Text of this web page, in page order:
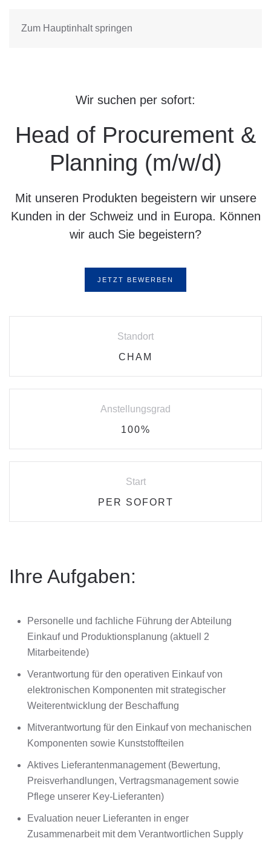
Zum Hauptinhalt springen
Wir suchen per sofort:
Head of Procurement &
Planning (m/w/d)
Mit unseren Produkten begeistern wir unsere
Kunden in der Schweiz und in Europa. Können
wir auch Sie begeistern?
JETZT BEWERBEN
Standort
CHAM
Anstellungsgrad
100%
Start
PER SOFORT
Ihre Aufgaben:
Personelle und fachliche Führung der Abteilung
Einkauf und Produktionsplanung (aktuell 2
Mitarbeitende)
Verantwortung für den operativen Einkauf von
elektronischen Komponenten mit strategischer
Weiterentwicklung der Beschaffung
Mitverantwortung für den Einkauf von mechanischen
Komponenten sowie Kunststoffteilen
Aktives Lieferantenmanagement (Bewertung,
Preisverhandlungen, Vertragsmanagement sowie
Pflege unserer Key-Lieferanten)
Evaluation neuer Lieferanten in enger
Zusammenarbeit mit dem Verantwortlichen Supply